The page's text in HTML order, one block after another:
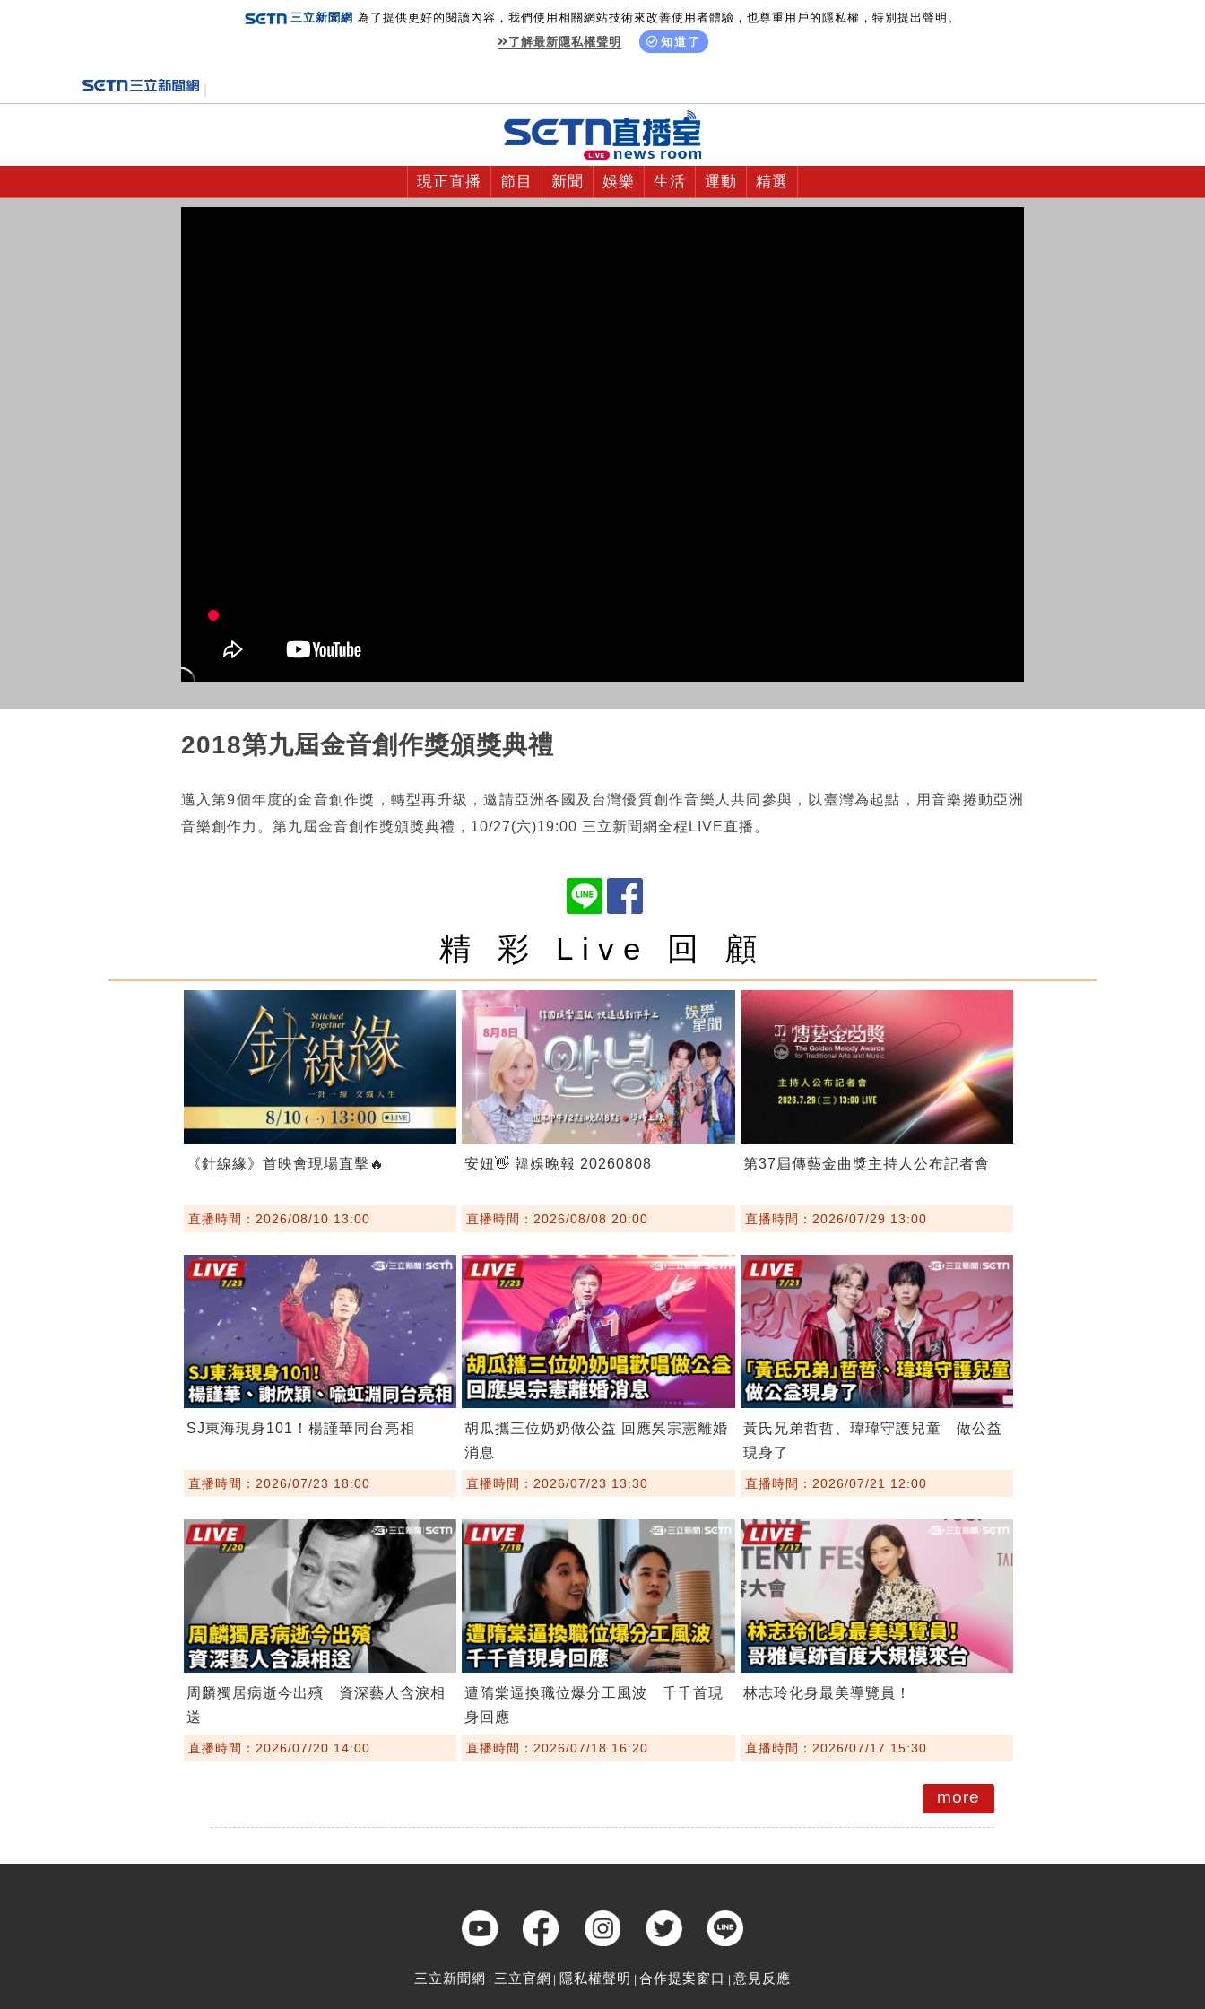
三立新聞網 為了提供更好的閱讀內容，我們使用相關網站技術來改善使用者體驗，也尊重用戶的隱私權，特別提出聲明。
了解最新隱私權聲明
知道了
現正直播 節目 新聞 娛樂 生活 運動 精選
2018第九屆金音創作獎頒獎典禮
邁入第9個年度的金音創作獎，轉型再升級，邀請亞洲各國及台灣優質創作音樂人共同參與，以臺灣為起點，用音樂捲動亞洲
音樂創作力。第九屆金音創作獎頒獎典禮，10/27(六)19:00 三立新聞網全程LIVE直播。
精 彩 Live 回 顧
《針線緣》首映會現場直擊🔥
直播時間：2026/08/10 13:00
安妞👋 韓娛晚報 20260808
直播時間：2026/08/08 20:00
第37屆傳藝金曲獎主持人公布記者會
直播時間：2026/07/29 13:00
SJ東海現身101！楊謹華同台亮相
直播時間：2026/07/23 18:00
胡瓜攜三位奶奶做公益 回應吳宗憲離婚
消息
直播時間：2026/07/23 13:30
黃氏兄弟哲哲、瑋瑋守護兒童 做公益
現身了
直播時間：2026/07/21 12:00
周麟獨居病逝今出殯 資深藝人含淚相
送
直播時間：2026/07/20 14:00
遭隋棠逼換職位爆分工風波 千千首現
身回應
直播時間：2026/07/18 16:20
林志玲化身最美導覽員！
直播時間：2026/07/17 15:30
more
三立新聞網 三立官網 隱私權聲明 合作提案窗口 意見反應